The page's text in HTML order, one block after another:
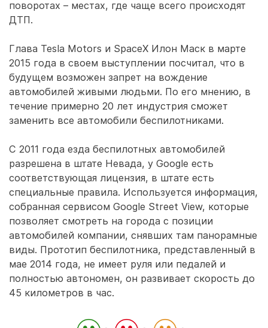
поворотах – местах, где чаще всего происходят
ДТП.
Глава Tesla Motors и SpaceX Илон Маск в марте
2015 года в своем выступлении посчитал, что в
будущем возможен запрет на вождение
автомобилей живыми людьми. По его мнению, в
течение примерно 20 лет индустрия сможет
заменить все автомобили беспилотниками.
С 2011 года езда беспилотных автомобилей
разрешена в штате Невада, у Google есть
соответствующая лицензия, в штате есть
специальные правила. Используется информация,
собранная сервисом Google Street View, которые
позволяет смотреть на города с позиции
автомобилей компании, снявших там панорамные
виды. Прототип беспилотника, представленный в
мае 2014 года, не имеет руля или педалей и
полностью автономен, он развивает скорость до
45 километров в час.